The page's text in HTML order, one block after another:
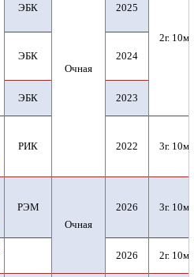
Очная
2г. 10м.
ЭБК 2025
ЭБК 2024
ЭБК 2023
РИК 2022 3г. 10м.
РЭМ
Очная
2026 3г. 10м.
2026 2г. 10м.